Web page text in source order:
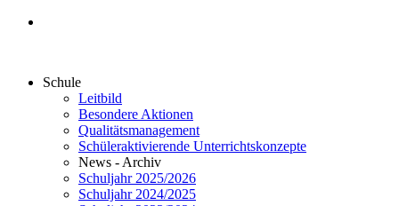
Schule
Leitbild
Besondere Aktionen
Qualitätsmanagement
Schüleraktivierende Unterrichtskonzepte
News - Archiv
Schuljahr 2025/2026
Schuljahr 2024/2025